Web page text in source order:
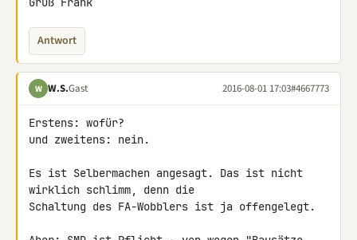
Antwort
W W.S.Gast 2016-08-01 17:03#4667773
Erstens: wofür?
und zweitens: nein.
Es ist Selbermachen angesagt. Das ist nicht
wirklich schlimm, denn die
Schaltung des FA-Wobblers ist ja offengelegt.